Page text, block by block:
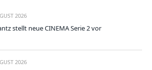
2026
stellt neue CINEMA Serie 2 vor
2026